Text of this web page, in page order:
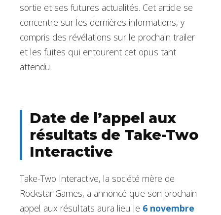
sortie et ses futures actualités. Cet article se
concentre sur les dernières informations, y
compris des révélations sur le prochain trailer
et les fuites qui entourent cet opus tant
attendu.
Date de l’appel aux
résultats de Take-Two
Interactive
Take-Two Interactive, la société mère de
Rockstar Games, a annoncé que son prochain
appel aux résultats aura lieu le 6 novembre